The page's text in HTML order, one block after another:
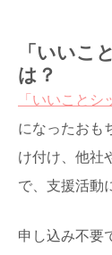
「いいこ
は？
「いいこと
になったおも
け付け、他社
で、支援活動
申し込み不要